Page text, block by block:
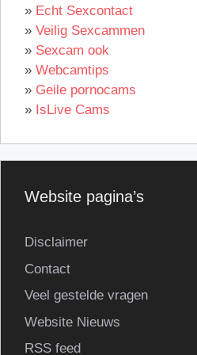
» Echt Sexcontact
» Veilig Sexcammen
» Sexcam ook
» Webcamtips
» Geile pornocams
» IsLive Cams
Website pagina’s
Disclaimer
Contact
Veel gestelde vragen
Website Nieuws
RSS feed